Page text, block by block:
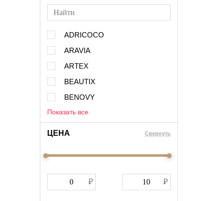
ADRICOCO
ARAVIA
ARTEX
BEAUTIX
BENOVY
Показать все
ЦЕНА Cвернуть